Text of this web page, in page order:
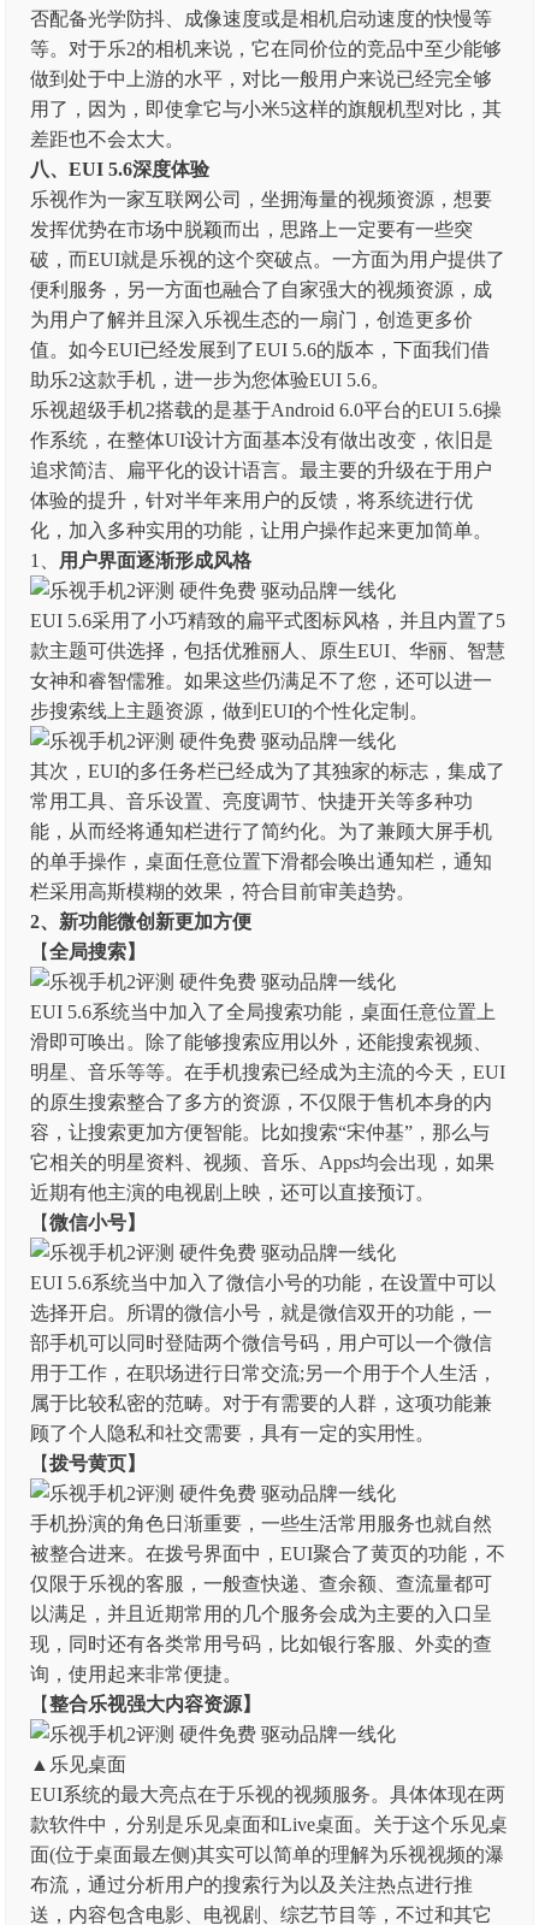
否配备光学防抖、成像速度或是相机启动速度的快慢等
等。对于乐2的相机来说，它在同价位的竞品中至少能够
做到处于中上游的水平，对比一般用户来说已经完全够
用了，因为，即使拿它与小米5这样的旗舰机型对比，其
差距也不会太大。
八、EUI 5.6深度体验
乐视作为一家互联网公司，坐拥海量的视频资源，想要
发挥优势在市场中脱颖而出，思路上一定要有一些突
破，而EUI就是乐视的这个突破点。一方面为用户提供了
便利服务，另一方面也融合了自家强大的视频资源，成
为用户了解并且深入乐视生态的一扇门，创造更多价
值。如今EUI已经发展到了EUI 5.6的版本，下面我们借
助乐2这款手机，进一步为您体验EUI 5.6。
乐视超级手机2搭载的是基于Android 6.0平台的EUI 5.6操
作系统，在整体UI设计方面基本没有做出改变，依旧是
追求简洁、扁平化的设计语言。最主要的升级在于用户
体验的提升，针对半年来用户的反馈，将系统进行优
化，加入多种实用的功能，让用户操作起来更加简单。
1、 用户界面逐渐形成风格
EUI 5.6采用了小巧精致的扁平式图标风格，并且内置了5
款主题可供选择，包括优雅丽人、原生EUI、华丽、智慧
女神和睿智儒雅。如果这些仍满足不了您，还可以进一
步搜索线上主题资源，做到EUI的个性化定制。
其次，EUI的多任务栏已经成为了其独家的标志，集成了
常用工具、音乐设置、亮度调节、快捷开关等多种功
能，从而经将通知栏进行了简约化。为了兼顾大屏手机
的单手操作，桌面任意位置下滑都会唤出通知栏，通知
栏采用高斯模糊的效果，符合目前审美趋势。
2、 新功能微创新更加方便
【全局搜索】
EUI 5.6系统当中加入了全局搜索功能，桌面任意位置上
滑即可唤出。除了能够搜索应用以外，还能搜索视频、
明星、音乐等等。在手机搜索已经成为主流的今天，EUI
的原生搜索整合了多方的资源，不仅限于售机本身的内
容，让搜索更加方便智能。比如搜索“宋仲基”，那么与
它相关的明星资料、视频、音乐、Apps均会出现，如果
近期有他主演的电视剧上映，还可以直接预订。
【微信小号】
EUI 5.6系统当中加入了微信小号的功能，在设置中可以
选择开启。所谓的微信小号，就是微信双开的功能，一
部手机可以同时登陆两个微信号码，用户可以一个微信
用于工作，在职场进行日常交流;另一个用于个人生活，
属于比较私密的范畴。对于有需要的人群，这项功能兼
顾了个人隐私和社交需要，具有一定的实用性。
【拨号黄页】
手机扮演的角色日渐重要，一些生活常用服务也就自然
被整合进来。在拨号界面中，EUI聚合了黄页的功能，不
仅限于乐视的客服，一般查快递、查余额、查流量都可
以满足，并且近期常用的几个服务会成为主要的入口呈
现，同时还有各类常用号码，比如银行客服、外卖的查
询，使用起来非常便捷。
【整合乐视强大内容资源】
▲乐见桌面
EUI系统的最大亮点在于乐视的视频服务。具体体现在两
款软件中，分别是乐见桌面和Live桌面。关于这个乐见桌
面(位于桌面最左侧)其实可以简单的理解为乐视视频的瀑
布流，通过分析用户的搜索行为以及关注热点进行推
送，内容包含电影、电视剧、综艺节目等，不过和其它